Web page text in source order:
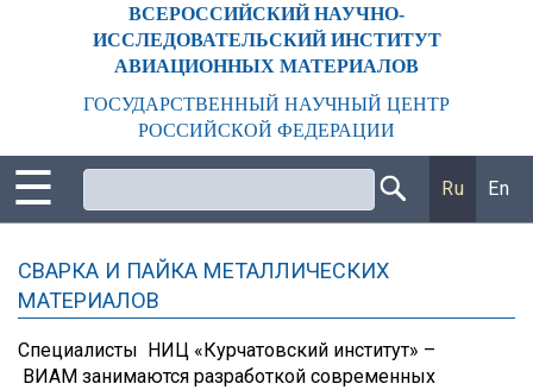
ВСЕРОССИЙСКИЙ НАУЧНО-
ИССЛЕДОВАТЕЛЬСКИЙ ИНСТИТУТ
АВИАЦИОННЫХ МАТЕРИАЛОВ
ГОСУДАРСТВЕННЫЙ НАУЧНЫЙ ЦЕНТР
РОССИЙСКОЙ ФЕДЕРАЦИИ
☰ Ru En
СВАРКА И ПАЙКА МЕТАЛЛИЧЕСКИХ
МАТЕРИАЛОВ
Специалисты
НИЦ «Курчатовский институт» –
ВИАМ занимаются разработкой современных